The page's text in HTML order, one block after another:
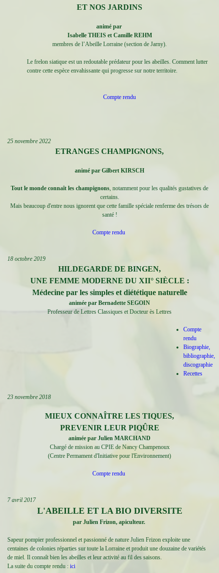
ET NOS JARDINS
animé par
Isabelle THEIS et Camille REHM
membres de l’Abeille Lorraine (section de Jarny).
Le frelon siatique est un redoutable prédateur pour les abeilles. Comment lutter
contre cette espèce envahissante qui progresse sur notre territoire.
Compte rendu
25 novembre 2022
ETRANGES CHAMPIGNONS,
animé par Gilbert KIRSCH
Tout le monde connaît les champignons, notamment pour les qualités gustatives de
certains.
Mais beaucoup d'entre nous ignorent que cette famille spéciale renferme des trésors de
santé !
Compte rendu
18 octobre 2019
HILDEGARDE DE BINGEN,
UNE FEMME MODERNE DU XII° SIÈCLE :
Médecine par les simples et diététique naturelle
animée par Bernadette SEGOIN
Professeur de Lettres Classiques et Docteur ès Lettres
Compte
rendu
Biographie,
bibliographie,
discographie
Recettes
23 novembre 2018
MIEUX CONNAÎTRE LES TIQUES,
PREVENIR LEUR PIQÛRE
animée par Julien MARCHAND
Chargé de mission au CPIE de Nancy Champenoux
(Centre Permament d'Initiative pour l'Environnement)
Compte rendu
7 avril 2017
L'ABEILLE ET LA BIO DIVERSITE
par Julien Frizon, apiculteur.
Sapeur pompier professionnel et passionné de nature Julien Frizon exploite une
centaines de colonies réparties sur toute la Lorraine et produit une douzaine de variétés
de miel. Il connaît bien les abeilles et leur activité au fil des saisons.
La suite du compte rendu : ici